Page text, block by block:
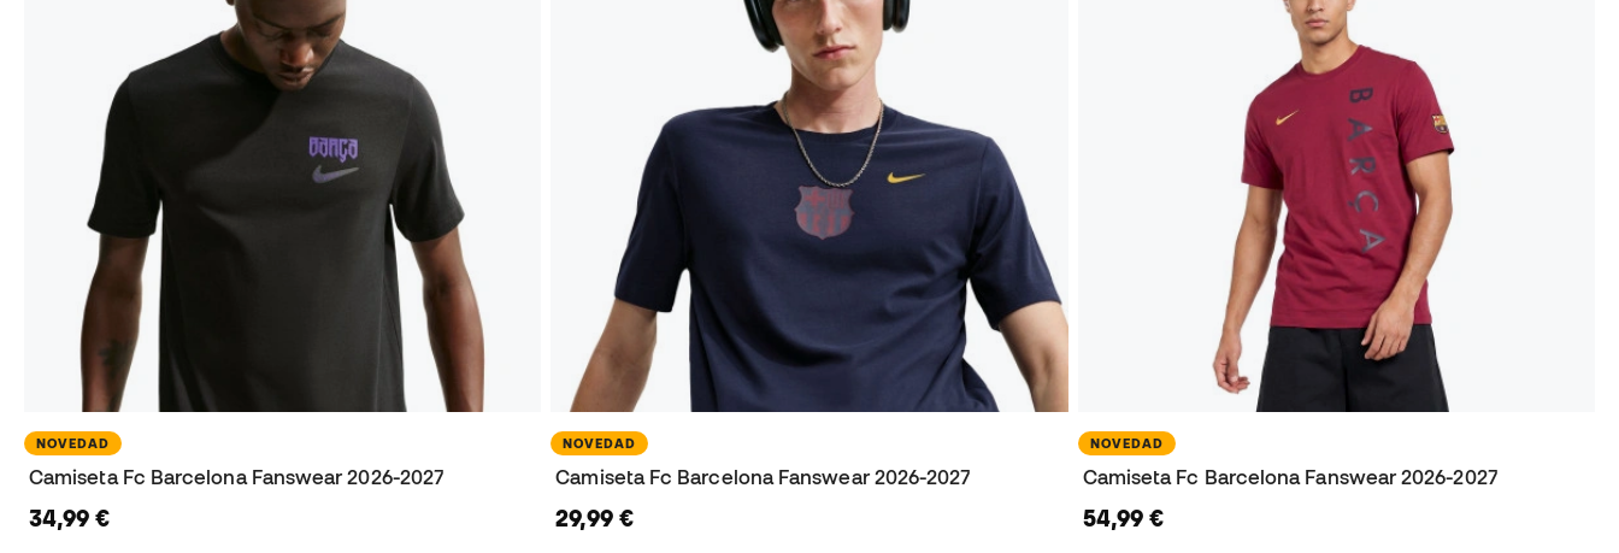
NOVEDAD
Camiseta Fc Barcelona Fanswear 2026-2027
34,99 €
NOVEDAD
Camiseta Fc Barcelona Fanswear 2026-2027
29,99 €
NOVEDAD
Camiseta Fc Barcelona Fanswear 2026-2027
54,99 €